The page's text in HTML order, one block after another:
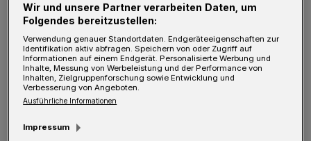
L ähmende Bedrückung machte sich breit,
als eine betroffene Muslima ihren
dass sie gegen ihren Willen auf drängen ihrer
Wir und unsere Partner verarbeiten Daten, um
Folgendes bereitzustellen:
Verwendung genauer Standortdaten. Endgeräteeigenschaften zur
Identifikation aktiv abfragen. Speichern von oder Zugriff auf
Informationen auf einem Endgerät. Personalisierte Werbung und
Inhalte, Messung von Werbeleistung und der Performance von
Inhalten, Zielgruppenforschung sowie Entwicklung und
Verbesserung von Angeboten.
Ausführliche Informationen
Impressum